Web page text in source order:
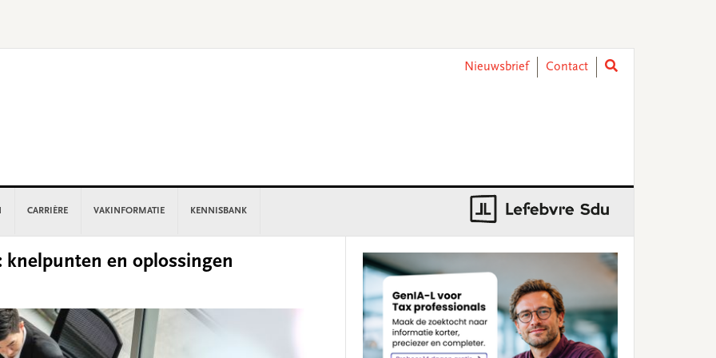
Nieuwsbrief
Contact
CARRIÈRE VAKINFORMATIE KENNISBANK
knelpunten en oplossingen
Sidebar